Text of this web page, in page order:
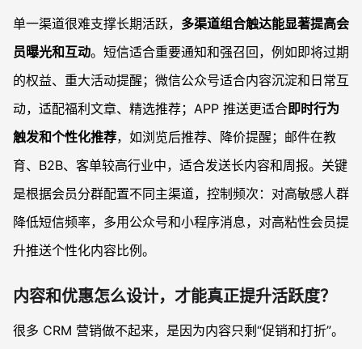
单一渠道很难支撑长期活跃， 多渠道组合触达能显著提高会
员曝光和互动。短信适合重要通知和强召回，例如即将过期
的权益、重大活动提醒；微信公众号适合内容沉淀和日常互
动，适配福利文章、精选推荐；APP 推送更适合即时行为
触发和个性化推荐，如浏览后推荐、降价提醒；邮件在教
育、B2B、客单较高行业中，适合发送长内容和周报。关键
是根据会员分群配置不同主渠道，控制频次：对高敏感人群
降低短信频率，多用公众号和小程序消息，对高粘性会员提
升推送个性化内容比例。
内容和优惠怎么设计，才能真正提升活跃度？
很多 CRM 营销做不起来，是因为内容只剩“促销和打折”。